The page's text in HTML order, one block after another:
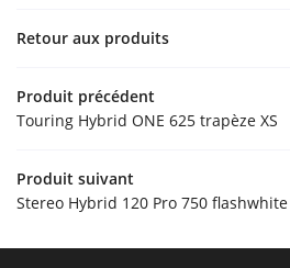
Retour aux produits
Produit précédent
Touring Hybrid ONE 625 trapèze XS
Produit suivant
Stereo Hybrid 120 Pro 750